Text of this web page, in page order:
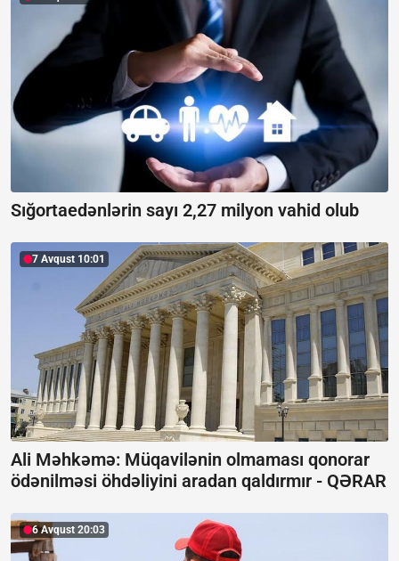
Sığortaedənlərin sayı 2,27 milyon vahid olub
7 Avqust 10:01
Ali Məhkəmə: Müqavilənin olmaması qonorar
ödənilməsi öhdəliyini aradan qaldırmır - QƏRAR
6 Avqust 20:03